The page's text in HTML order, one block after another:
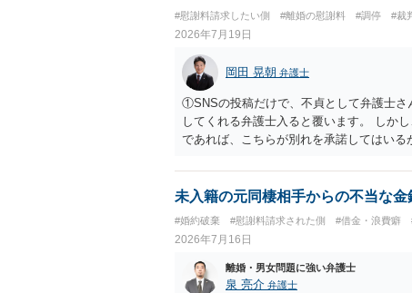
#慰謝料請求したい側 #離婚の慰謝料 #調停 #裁
2026年7月19日
岡田 晃朝 弁護士
①SNSの投稿だけで、不貞として弁護士さ
してくれる弁護士入ると覆います。 しか
であれば、こちらが別れを承諾してはい
いので、意味があるかでしょうね。
未入籍の元同棲相手からの不当な
#婚約破棄 #慰謝料請求された側 #借金・浪費癖
2026年7月16日
離婚・男女問題に強い弁護士
泉 亮介 弁護士